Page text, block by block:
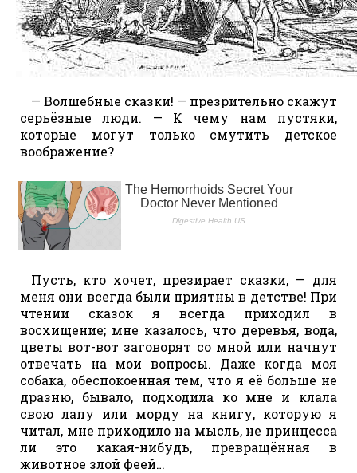
— Волшебные сказки! — презрительно скажут
серьёзные люди. — К чему нам пустяки,
которые могут только смутить детское
воображение?
Пусть, кто хочет, презирает сказки, — для
меня они всегда были приятны в детстве! При
чтении сказок я всегда приходил в
восхищение; мне казалось, что деревья, вода,
цветы вот-вот заговорят со мной или начнут
отвечать на мои вопросы. Даже когда моя
собака, обеспокоенная тем, что я её больше не
дразню, бывало, подходила ко мне и клала
свою лапу или морду на книгу, которую я
читал, мне приходило на мысль, не принцесса
ли это какая-нибудь, превращённая в
животное злой феей…